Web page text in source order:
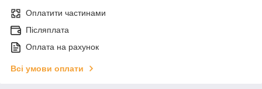
Оплатити частинами
Післяплата
Оплата на рахунок
Всі умови оплати